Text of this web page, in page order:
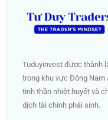
Tuduyinvest được thành
trong khu vực Đông Nam
tinh thần nhiệt huyết và
dịch tài chính phái sinh.